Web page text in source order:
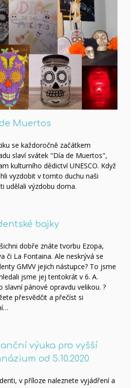
Muertos
se každoročně začátkem
slaví svátek "Día de Muertos",
kulturního dědictví UNESCO. Když
vyzdobit v tomto duchu naši
udělali výzdobu doma.
bajky
dobře znáte tvorbu Ezopa,
či La Fontaina. Ale neskrývá se
GMVV jejich nástupce? To jsme
jsme jej tentokrát v 6. A.
slavní pánové opravdu velikou. ?
přesvědčit a přečíst si
výuka pro vyšší
od 5.10.2020
v příloze naleznete vyjádření a